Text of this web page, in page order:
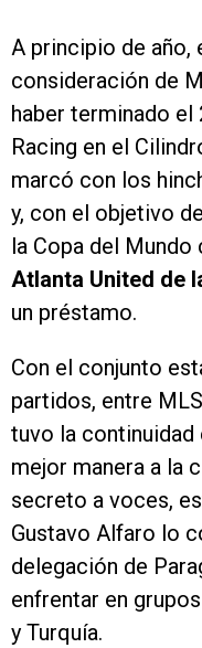
A principio de año,
consideración de
haber terminado
Racing en el
marcó con los
y, con el objetivo
la Copa del
Atlanta United de
un préstamo.
Con el conjunto
partidos, entre
tuvo la continuidad
mejor manera a la
secreto a voces,
Gustavo Alfaro lo
delegación de
enfrentar en
y Turquía.